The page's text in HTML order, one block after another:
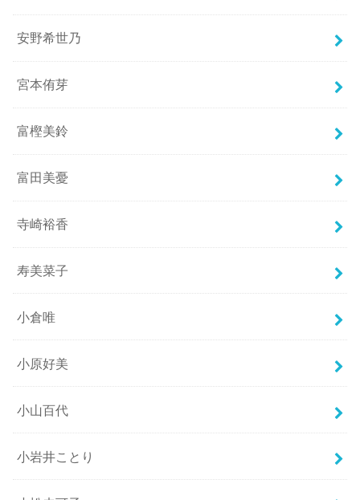
安野希世乃
宮本侑芽
富樫美鈴
富田美憂
寺崎裕香
寿美菜子
小倉唯
小原好美
小山百代
小岩井ことり